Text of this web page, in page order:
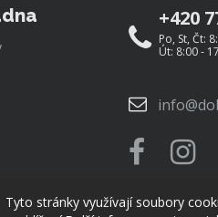
+420
Po, St, Čt:
Út: 8:00 -
Tyto stránky využívají soubory